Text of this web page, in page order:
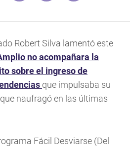
Robert Silva lamentó este
no acompañara la
sobre el ingreso de
que impulsaba su
naufragó en las últimas
Fácil Desviarse (Del